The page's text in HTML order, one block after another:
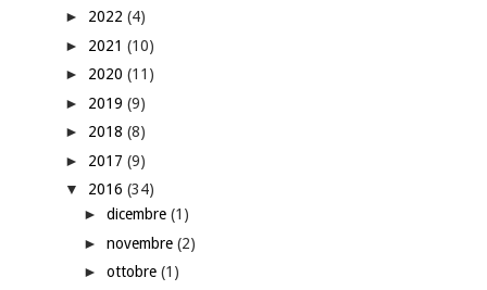
► 2022 (4)
► 2021 (10)
► 2020 (11)
► 2019 (9)
► 2018 (8)
► 2017 (9)
▼ 2016 (34)
► dicembre (1)
► novembre (2)
► ottobre (1)